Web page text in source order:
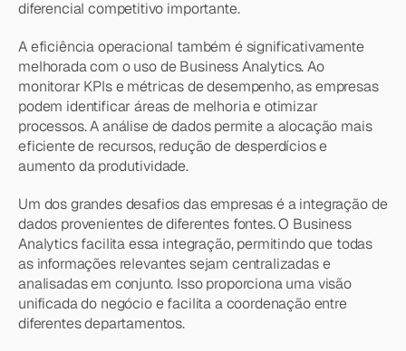
diferencial competitivo importante.
A eficiência operacional também é significativamente
melhorada com o uso de Business Analytics. Ao
monitorar KPIs e métricas de desempenho, as empresas
podem identificar áreas de melhoria e otimizar
processos. A análise de dados permite a alocação mais
eficiente de recursos, redução de desperdícios e
aumento da produtividade.
Um dos grandes desafios das empresas é a integração de
dados provenientes de diferentes fontes. O Business
Analytics facilita essa integração, permitindo que todas
as informações relevantes sejam centralizadas e
analisadas em conjunto. Isso proporciona uma visão
unificada do negócio e facilita a coordenação entre
diferentes departamentos.